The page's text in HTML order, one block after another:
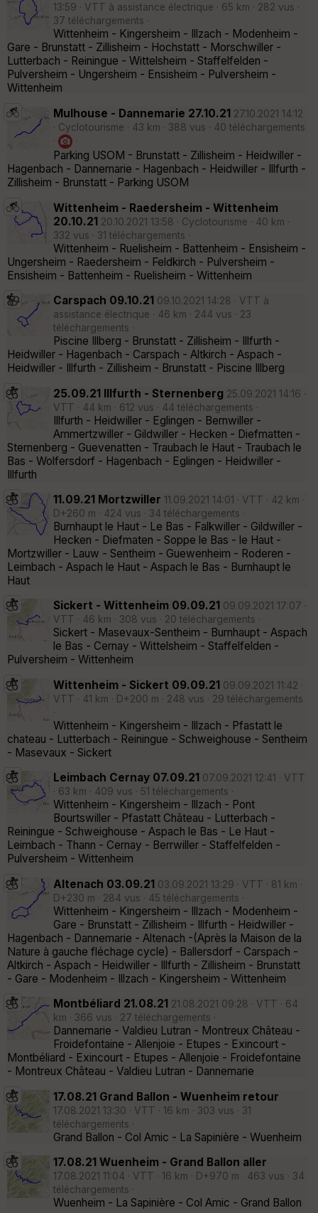
13:59 · VTT à assistance électrique · 65 km · 282 vus ·
37 téléchargements ·
Wittenheim - Kingersheim - Illzach - Modenheim -
Gare - Brunstatt - Zillisheim - Hochstatt - Morschwiller -
Lutterbach - Reiningue - Wittelsheim - Staffelfelden -
Pulversheim - Ungersheim - Ensisheim - Pulversheim -
Wittenheim
Mulhouse - Dannemarie 27.10.21 27.10.2021 14:12
· Cyclotourisme · 43 km · 388 vus · 40 téléchargements
·
·
Parking USOM - Brunstatt - Zillisheim - Heidwiller -
Hagenbach - Dannemarie - Hagenbach - Heidwiller - Illfurth -
Zillisheim - Brunstatt - Parking USOM
Wittenheim - Raedersheim - Wittenheim
20.10.21 20.10.2021 13:58 · Cyclotourisme · 40 km ·
332 vus · 31 téléchargements ·
Wittenheim - Ruelisheim - Battenheim - Ensisheim -
Ungersheim - Raedersheim - Feldkirch - Pulversheim -
Ensisheim - Battenheim - Ruelisheim - Wittenheim
Carspach 09.10.21 09.10.2021 14:28 · VTT à
assistance électrique · 46 km · 244 vus · 23
téléchargements ·
Piscine Illberg - Brunstatt - Zillisheim - Illfurth -
Heidwiller - Hagenbach - Carspach - Altkirch - Aspach -
Heidwiller - Illfurth - Zillisheim - Brunstatt - Piscine Illberg
25.09.21 Illfurth - Sternenberg 25.09.2021 14:16 ·
VTT · 44 km · 612 vus · 44 téléchargements ·
Illfurth - Heidwiller - Eglingen - Bernwiller -
Ammertzwiller - Gildwiller - Hecken - Diefmatten -
Sternenberg - Guevenatten - Traubach le Haut - Traubach le
Bas - Wolfersdorf - Hagenbach - Eglingen - Heidwiller -
Illfurth
11.09.21 Mortzwiller 11.09.2021 14:01 · VTT · 42 km ·
D+260 m · 424 vus · 34 téléchargements ·
Burnhaupt le Haut - Le Bas - Falkwiller - Gildwiller -
Hecken - Diefmaten - Soppe le Bas - le Haut -
Mortzwiller - Lauw - Sentheim - Guewenheim - Roderen -
Leimbach - Aspach le Haut - Aspach le Bas - Burnhaupt le
Haut
Sickert - Wittenheim 09.09.21 09.09.2021 17:07 ·
VTT · 46 km · 308 vus · 20 téléchargements ·
Sickert - Masevaux-Sentheim - Burnhaupt - Aspach
le Bas - Cernay - Wittelsheim - Staffelfelden -
Pulversheim - Wittenheim
Wittenheim - Sickert 09.09.21 09.09.2021 11:42 ·
VTT · 41 km · D+200 m · 248 vus · 29 téléchargements
·
Wittenheim - Kingersheim - Illzach - Pfastatt le
chateau - Lutterbach - Reiningue - Schweighouse - Sentheim
- Masevaux - Sickert
Leimbach Cernay 07.09.21 07.09.2021 12:41 · VTT
· 63 km · 409 vus · 51 téléchargements ·
Wittenheim - Kingersheim - Illzach - Pont
Bourtswiller - Pfastatt Château - Lutterbach -
Reiningue - Schweighouse - Aspach le Bas - Le Haut -
Leimbach - Thann - Cernay - Berrwiller - Staffelfelden -
Pulversheim - Wittenheim
Altenach 03.09.21 03.09.2021 13:29 · VTT · 81 km ·
D+230 m · 284 vus · 45 téléchargements ·
Wittenheim - Kingersheim - Illzach - Modenheim -
Gare - Brunstatt - Zillisheim - Illfurth - Heidwiller -
Hagenbach - Dannemarie - Altenach -(Après la Maison de la
Nature à gauche fléchage cycle) - Ballersdorf - Carspach -
Altkirch - Aspach - Heidwiller - Illfurth - Zillisheim - Brunstatt
- Gare - Modenheim - Illzach - Kingersheim - Wittenheim
Montbéliard 21.08.21 21.08.2021 09:28 · VTT · 64
km · 366 vus · 27 téléchargements ·
Dannemarie - Valdieu Lutran - Montreux Château -
Froidefontaine - Allenjoie - Etupes - Exincourt -
Montbéliard - Exincourt - Etupes - Allenjoie - Froidefontaine
- Montreux Château - Valdieu Lutran - Dannemarie
17.08.21 Grand Ballon - Wuenheim retour
17.08.2021 13:30 · VTT · 16 km · 303 vus · 31
téléchargements ·
Grand Ballon - Col Amic - La Sapinière - Wuenheim
17.08.21 Wuenheim - Grand Ballon aller
17.08.2021 11:04 · VTT · 16 km · D+970 m · 463 vus · 34
téléchargements ·
Wuenheim - La Sapinière - Col Amic - Grand Ballon